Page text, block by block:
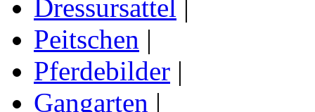
Dressursattel |
Peitschen |
Pferdebilder |
Gangarten |